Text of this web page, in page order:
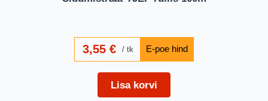
3,55€ tk
Lisa korvi